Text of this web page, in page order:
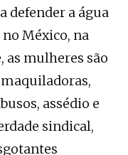
defender a água
México, na
as mulheres são
assédio e
sindical,